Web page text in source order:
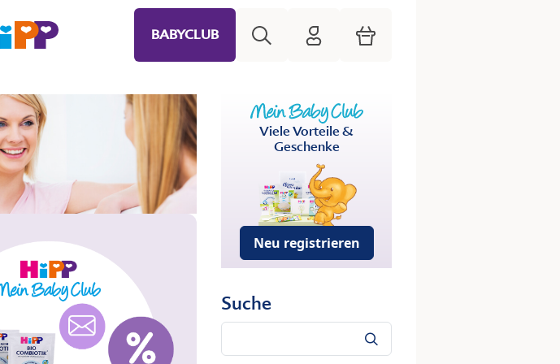
BABYCLUB HiPP Mein Babyclub
Warenkorb
Viele Vorteile &
Geschenke
Neu registrieren
Suche